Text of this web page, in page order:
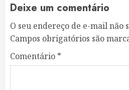
Deixe um comentário
O seu endereço de e-mail não
Campos obrigatórios são
Comentário *